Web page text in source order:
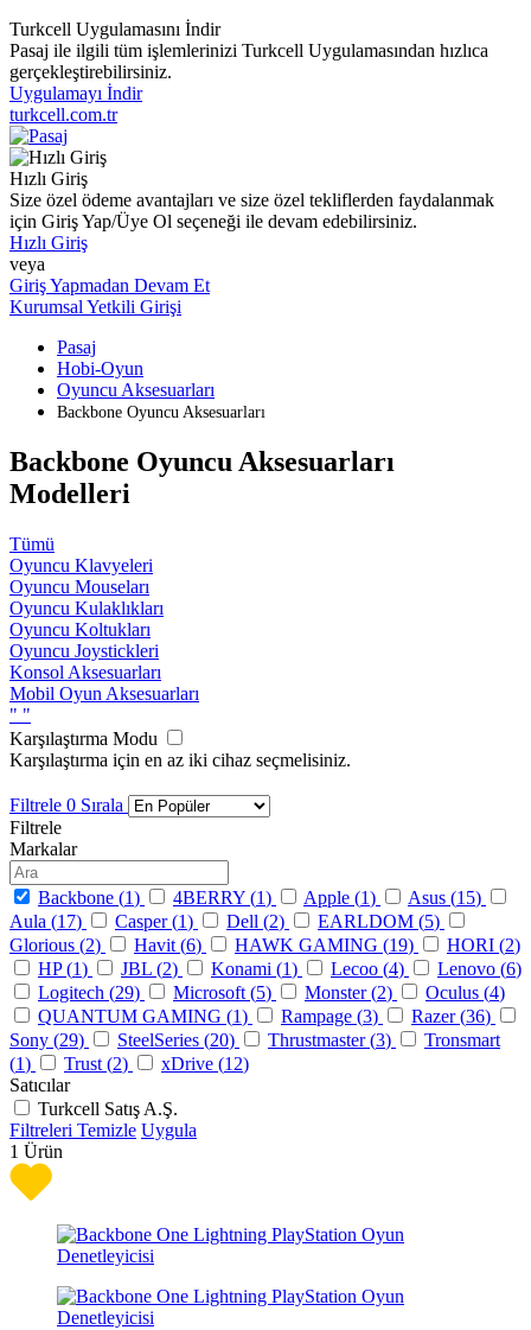
Turkcell Uygulamasını İndir
Pasaj ile ilgili tüm işlemlerinizi Turkcell Uygulamasından hızlıca
gerçekleştirebilirsiniz.
Uygulamayı İndir
turkcell.com.tr
Hızlı Giriş
Size özel ödeme avantajları ve size özel tekliflerden faydalanmak
için Giriş Yap/Üye Ol seçeneği ile devam edebilirsiniz.
Hızlı Giriş
veya
Giriş Yapmadan Devam Et
Kurumsal Yetkili Girişi
Pasaj
Hobi-Oyun
Oyuncu Aksesuarları
Backbone Oyuncu Aksesuarları
Backbone Oyuncu Aksesuarları
Modelleri
Tümü
Oyuncu Klavyeleri
Oyuncu Mouseları
Oyuncu Kulaklıkları
Oyuncu Koltukları
Oyuncu Joystickleri
Konsol Aksesuarları
Mobil Oyun Aksesuarları
" "
Karşılaştırma Modu
Karşılaştırma için en az iki cihaz seçmelisiniz.
Filtrele 0 Sırala
Filtrele
Markalar
Backbone (1) 4BERRY (1) Apple (1) Asus (15)
Aula (17) Casper (1) Dell (2) EARLDOM (5)
Glorious (2) Havit (6) HAWK GAMING (19) HORI (2)
HP (1) JBL (2) Konami (1) Lecoo (4) Lenovo (6)
Logitech (29) Microsoft (5) Monster (2) Oculus (4)
QUANTUM GAMING (1) Rampage (3) Razer (36)
Sony (29) SteelSeries (20) Thrustmaster (3)
Tronsmart
(1) Trust (2) xDrive (12)
Satıcılar
Turkcell Satış A.Ş.
Filtreleri Temizle Uygula
1 Ürün